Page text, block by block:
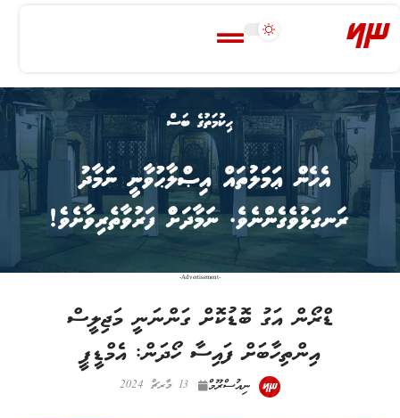
-Advertisement-
ޑްރޯން އަގު ބޮޑުކޮށް ގަންނަނީ މަޖިލީސް
އިންތިހާބަށް ފައިސާ ހޯދަން: އެމްޑީޕީ
ނިއުސްރޫމް 13 މާރޗް 2024